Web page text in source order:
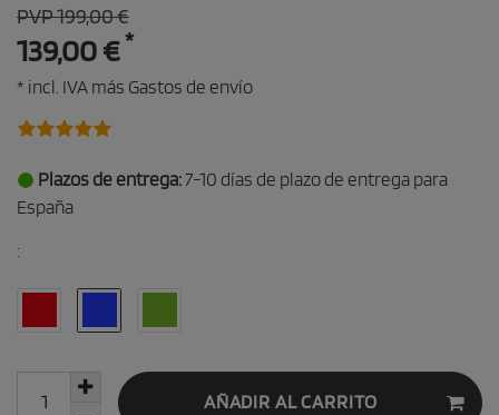
PVP 199,00 €
139,00 €*
* incl. IVA más Gastos de envío
Plazos de entrega:7-10 días de plazo de entrega para
España
:
AÑADIR AL CARRITO